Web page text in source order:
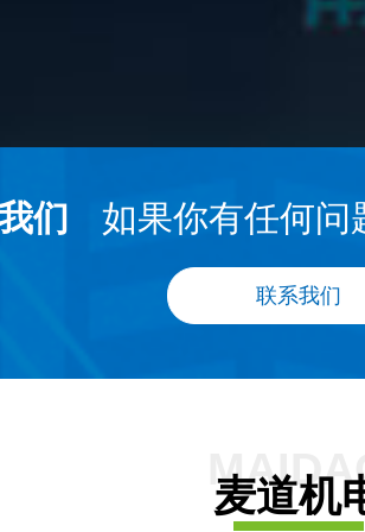
们 如果你有任何问
联系我们
麦道机